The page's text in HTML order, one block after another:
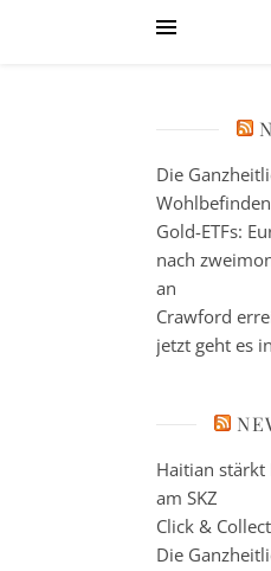
Die
Gold-ETFs:
nach
an
Crawford
jetzt geht es
Haitian
am SKZ
Click &
Die